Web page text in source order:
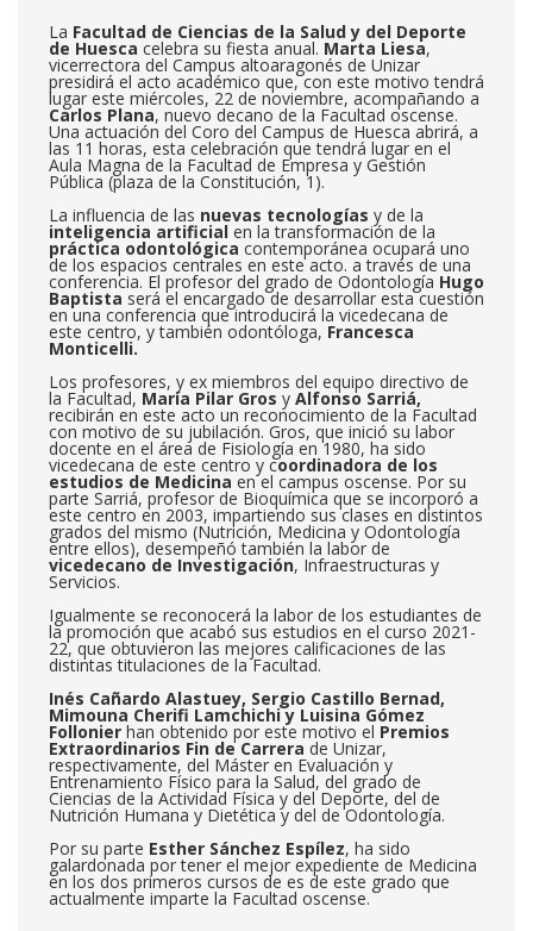
La Facultad de Ciencias de la Salud y del Deporte
de Huesca celebra su fiesta anual. Marta Liesa,
vicerrectora del Campus altoaragonés de Unizar
presidirá el acto académico que, con este motivo tendrá
lugar este miércoles, 22 de noviembre, acompañando a
Carlos Plana, nuevo decano de la Facultad oscense.
Una actuación del Coro del Campus de Huesca abrirá, a
las 11 horas, esta celebración que tendrá lugar en el
Aula Magna de la Facultad de Empresa y Gestión
Pública (plaza de la Constitución, 1).
La influencia de las nuevas tecnologías y de la
inteligencia artificial en la transformación de la
práctica odontológica contemporánea ocupará uno
de los espacios centrales en este acto. a través de una
conferencia. El profesor del grado de Odontología Hugo
Baptista será el encargado de desarrollar esta cuestión
en una conferencia que introducirá la vicedecana de
este centro, y también odontóloga, Francesca
Monticelli.
Los profesores, y ex miembros del equipo directivo de
la Facultad, María Pilar Gros y Alfonso Sarriá,
recibirán en este acto un reconocimiento de la Facultad
con motivo de su jubilación. Gros, que inició su labor
docente en el área de Fisiología en 1980, ha sido
vicedecana de este centro y coordinadora de los
estudios de Medicina en el campus oscense. Por su
parte Sarriá, profesor de Bioquímica que se incorporó a
este centro en 2003, impartiendo sus clases en distintos
grados del mismo (Nutrición, Medicina y Odontología
entre ellos), desempeñó también la labor de
vicedecano de Investigación, Infraestructuras y
Servicios.
Igualmente se reconocerá la labor de los estudiantes de
la promoción que acabó sus estudios en el curso 2021-
22, que obtuvieron las mejores calificaciones de las
distintas titulaciones de la Facultad.
Inés Cañardo Alastuey, Sergio Castillo Bernad,
Mimouna Cherifi Lamchichiy Luisina Gómez
Follonier han obtenido por este motivo el Premios
Extraordinarios Fin de Carrera de Unizar,
respectivamente, del Máster en Evaluación y
Entrenamiento Físico para la Salud, del grado de
Ciencias de la Actividad Física y del Deporte, del de
Nutrición Humana y Dietética y del de Odontología.
Por su parte Esther Sánchez Espílez, ha sido
galardonada por tener el mejor expediente de Medicina
en los dos primeros cursos de es de este grado que
actualmente imparte la Facultad oscense.